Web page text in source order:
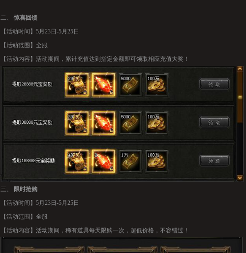
二、 惊喜回馈
【活动时间】5月23日-5月25日
【活动范围】全服
【活动内容】活动期间，累计充值达到指定金额即可领取相应充值大奖！
三、
限时抢购
【活动时间】5月23日-5月25日
【活动范围】全服
【活动内容】活动期间，稀有道具每天限购一次，超低价格，不容错过！